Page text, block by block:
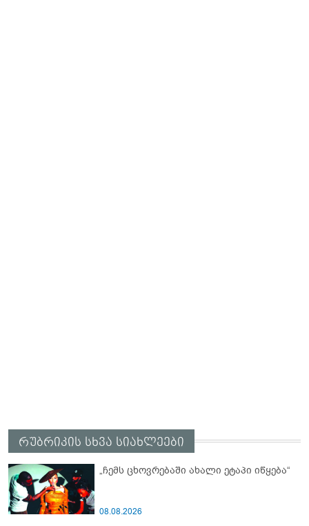
რუბრიკის სხვა სიახლეები
„ჩემს ცხოვრებაში ახალი ეტაპი იწყება“
08.08.2026